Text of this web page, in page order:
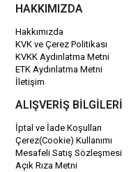
HAKKIMIZDA
Hakkımızda
KVK ve Çerez Politikası
KVKK Aydınlatma Metni
ETK Aydınlatma Metni
İletişim
ALIŞVERİŞ BİLGİLERİ
İptal ve İade Koşulları
Çerez(Cookie) Kullanımı
Mesafeli Satış Sözleşmesi
Açık Rıza Metni